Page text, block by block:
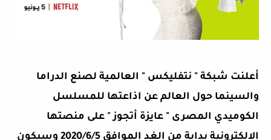
أعلنت شبكة " نتفليكس " العالمية لصنع الدراما
والسينما حول العالم عن اذاعتها للمسلسل
الكوميدي المصرى " عايزة أتجوز " على منصتها
الالكترونية بداية من الغد الموافق 2020/6/5 وسيكون